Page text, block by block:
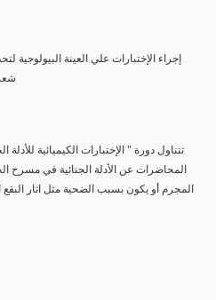
تتناول دورة " الإختبارات الكيميائية
المحاضرات عن الأدلة الجنائية في مسرح
المجرم أو يكون بسبب الضحية مثل اثار